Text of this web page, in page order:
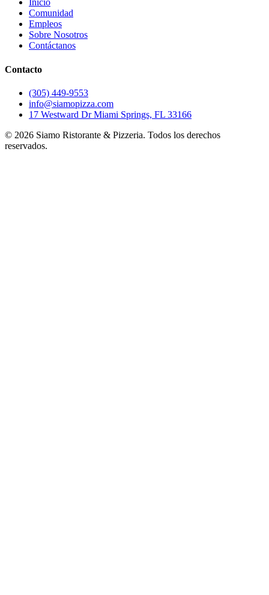
Inicio
Comunidad
Empleos
Sobre Nosotros
Contáctanos
Contacto
(305) 449-9553
info@siamopizza.com
17 Westward Dr Miami Springs, FL 33166
© 2026 Siamo Ristorante & Pizzeria. Todos los derechos
reservados.